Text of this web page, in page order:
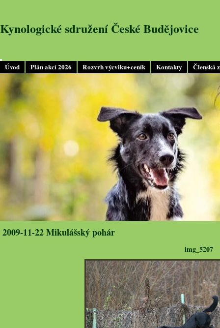
Úvod Plán akcí 2026 Rozvrh výcviku+ceník Kontakty Členská
Kynologické sdružení České Budějovice
2009-11-22 Mikulášský pohár
img_5207